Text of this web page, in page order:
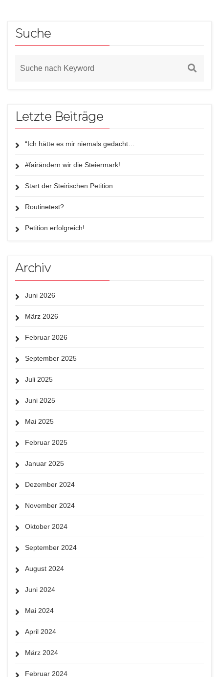
Suche
Letzte Beiträge
“Ich hätte es mir niemals gedacht…
#fairändern wir die Steiermark!
Start der Steirischen Petition
Routinetest?
Petition erfolgreich!
Archiv
Juni 2026
März 2026
Februar 2026
September 2025
Juli 2025
Juni 2025
Mai 2025
Februar 2025
Januar 2025
Dezember 2024
November 2024
Oktober 2024
September 2024
August 2024
Juni 2024
Mai 2024
April 2024
März 2024
Februar 2024